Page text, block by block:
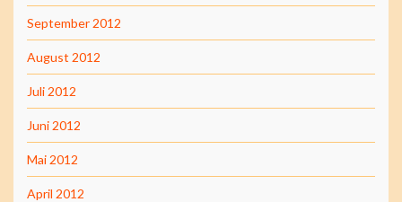
September 2012
August 2012
Juli 2012
Juni 2012
Mai 2012
April 2012